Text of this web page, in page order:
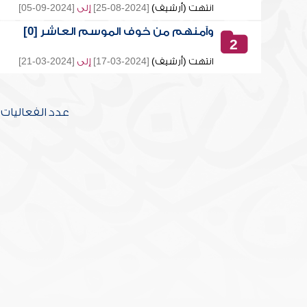
انتهت (أرشيف) [2024-08-25] إلى [2024-09-05]
2
وآمنهم من خوف الموسم العاشر [0]
انتهت (أرشيف) [2024-03-17] إلى [2024-03-21]
عدد الفعاليات [2] تحتوي على [20]